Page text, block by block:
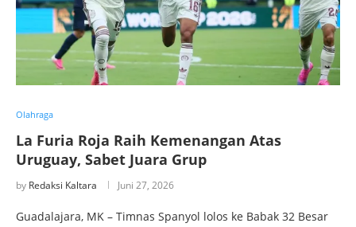
Olahraga
La Furia Roja Raih Kemenangan Atas
Uruguay, Sabet Juara Grup
by Redaksi Kaltara Juni 27, 2026
Guadalajara, MK – Timnas Spanyol lolos ke Babak 32 Besar